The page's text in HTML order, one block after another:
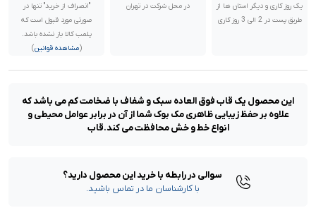
یک روز کاری و دیگر استان ها از
طریق پست در 2 الی 3 روز کاری
در محل شرکت در تهران
"انصراف از خرید" تنها در
صورتی مورد قبول است که
پلمب کالا باز نشده باشد.
(مشاهده قوانین)
این محصول یک قاب فوق العاده سبک و شفاف با ضخامت کم می باشد که
علاوه بر حفظ زیبایی ظاهری مک بوک شما از آن در برابر عوامل محیطی و
انواع خط و خش محافظت می کند.قاب
سوالی در رابطه با خرید این محصول دارید؟
با کارشناسان ما در تماس باشید.